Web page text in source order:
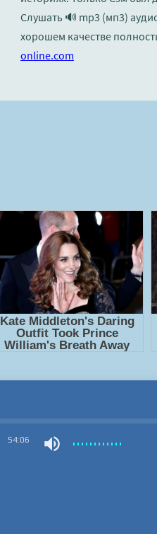
Слушать 🔊 mp3 (мп3)
хорошем качестве
online.com
54:06